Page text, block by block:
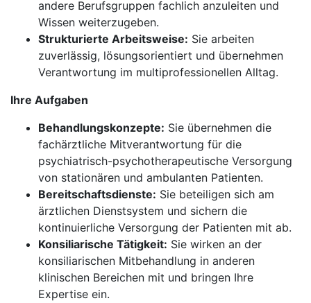
andere Berufsgruppen fachlich anzuleiten und
Wissen weiterzugeben.
Strukturierte Arbeitsweise: Sie arbeiten
zuverlässig, lösungsorientiert und übernehmen
Verantwortung im multiprofessionellen Alltag.
Ihre Aufgaben
Behandlungskonzepte: Sie übernehmen die
fachärztliche Mitverantwortung für die
psychiatrisch-psychotherapeutische Versorgung
von stationären und ambulanten Patienten.
Bereitschaftsdienste: Sie beteiligen sich am
ärztlichen Dienstsystem und sichern die
kontinuierliche Versorgung der Patienten mit ab.
Konsiliarische Tätigkeit: Sie wirken an der
konsiliarischen Mitbehandlung in anderen
klinischen Bereichen mit und bringen Ihre
Expertise ein.